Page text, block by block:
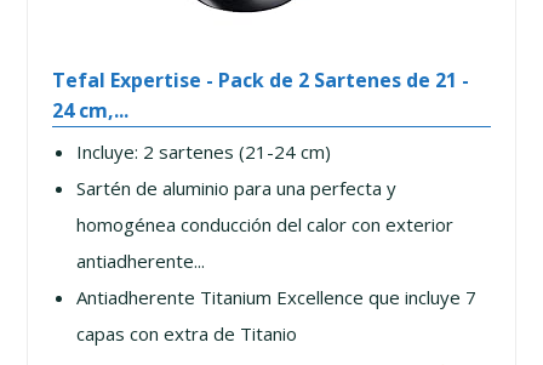
Tefal Expertise - Pack de 2 Sartenes de 21 -
24 cm,...
Incluye: 2 sartenes (21-24 cm)
Sartén de aluminio para una perfecta y
homogénea conducción del calor con exterior
antiadherente...
Antiadherente Titanium Excellence que incluye 7
capas con extra de Titanio